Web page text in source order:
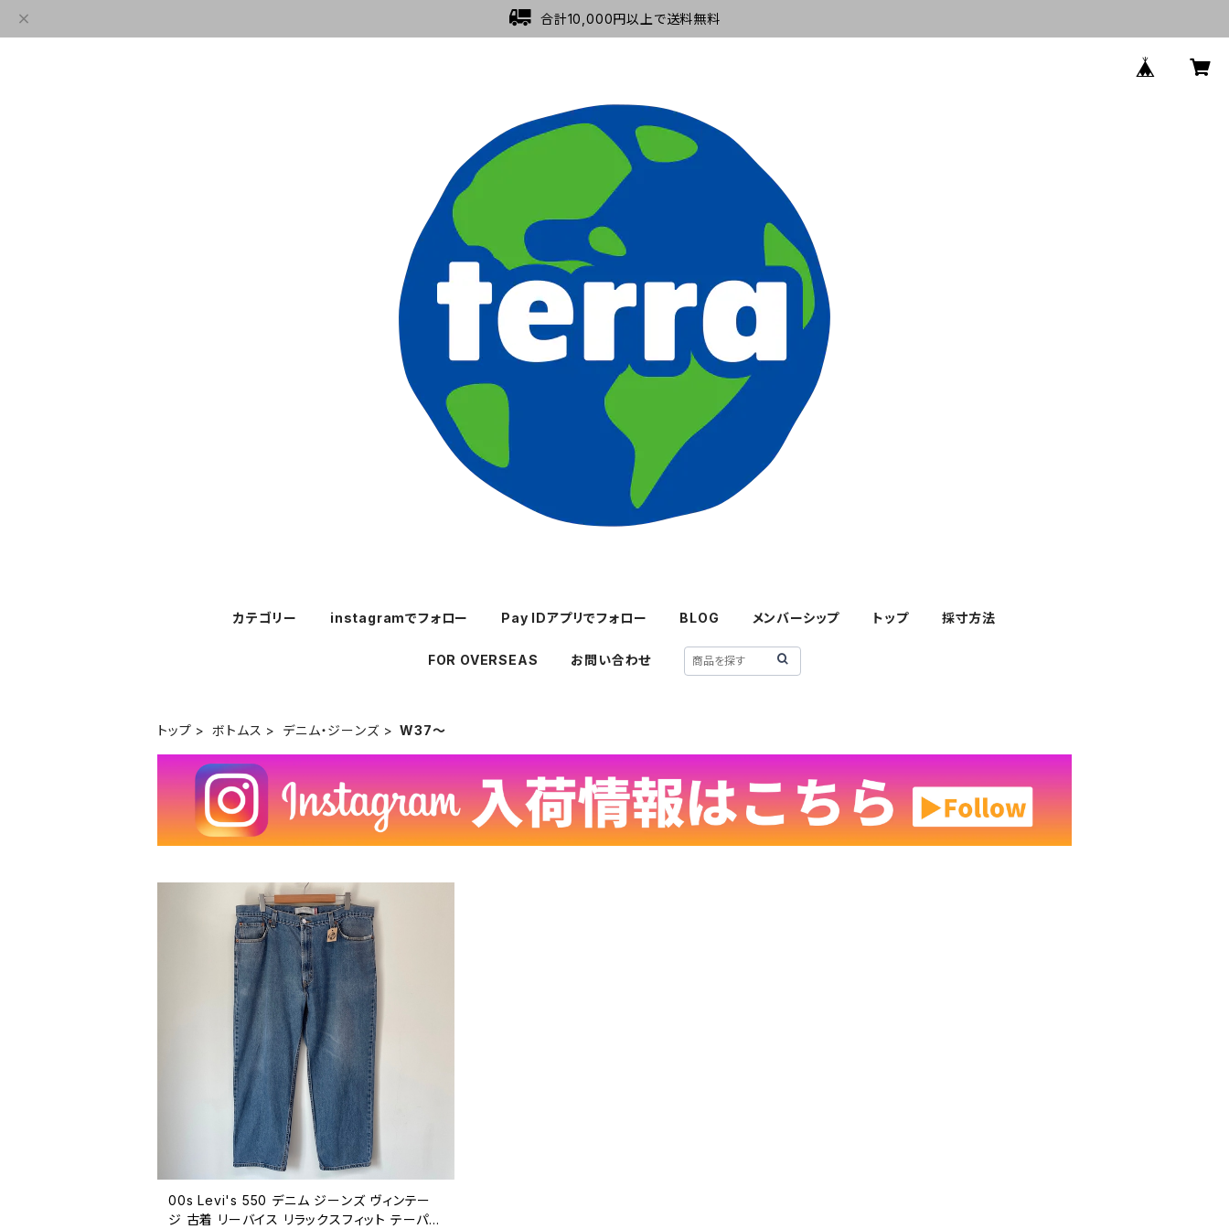
合計10,000円以上で送料無料
カテゴリー instagramでフォロー Pay IDアプリでフォロー BLOG メンバーシップ トップ 採寸方法
FOR OVERSEAS お問い合わせ
トップ ボトムス デニム・ジーンズ W37～
00s Levi's 550 デニム ジーンズ ヴィンテー
ジ 古着 リーバイス リラックスフィット テーパー